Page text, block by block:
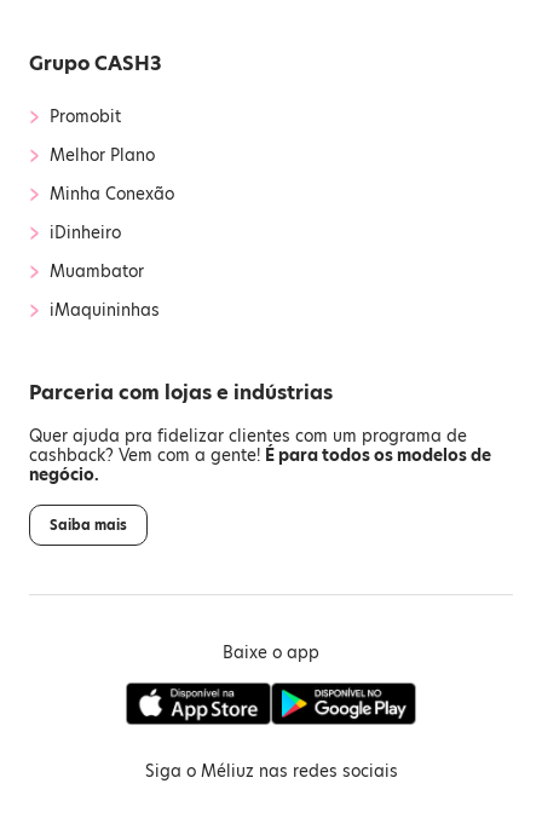
Grupo CASH3
› Promobit
› Melhor Plano
› Minha Conexão
› iDinheiro
› Muambator
› iMaquininhas
Parceria com lojas e indústrias
Quer ajuda pra fidelizar clientes com um programa de
cashback? Vem com a gente! É para todos os modelos de
negócio.
Saiba mais
Baixe o app
Siga o Méliuz nas redes sociais